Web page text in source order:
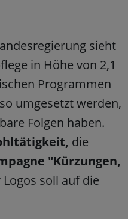
sieht
in Höhe von 2,1
Programmen
umgesetzt werden,
Folgen haben.
die
"Kürzungen,
soll auf die